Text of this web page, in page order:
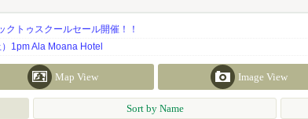
クトゥスクールセール開催！！
1pm Ala Moana Hotel
Map View Image View
Sort by Name